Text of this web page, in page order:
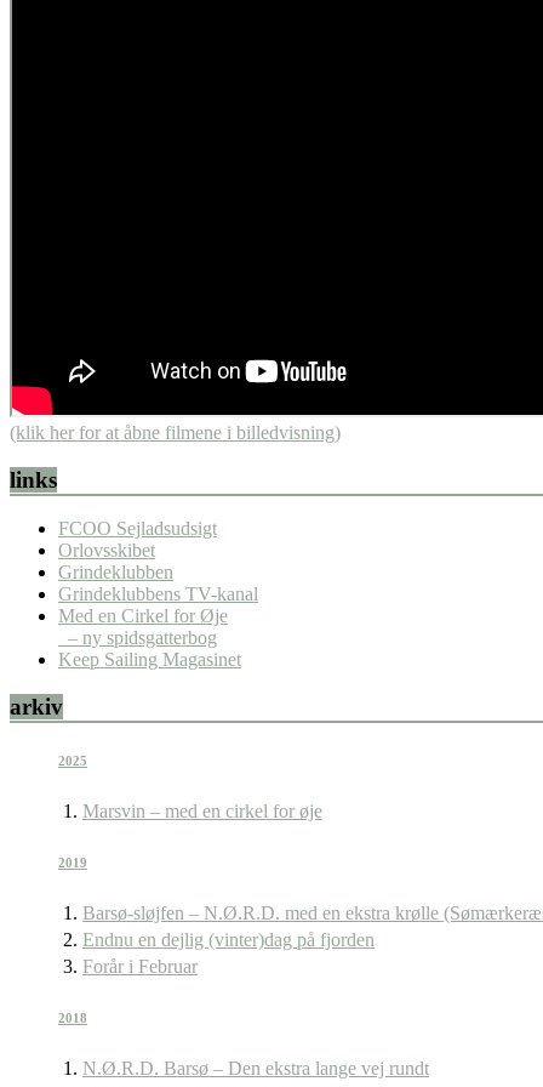
(klik her for at åbne filmene i billedvisning)
links
FCOO Sejladsudsigt
Orlovsskibet
Grindeklubben
Grindeklubbens TV-kanal
Med en Cirkel for Øje
– ny spidsgatterbog
Keep Sailing Magasinet
arkiv
2025
Marsvin – med en cirkel for øje
2019
Barsø-sløjfen – N.Ø.R.D. med en ekstra krølle
Endnu en dejlig (vinter)dag på fjorden
Forår i Februar
2018
N.Ø.R.D. Barsø – Den ekstra lange vej rundt